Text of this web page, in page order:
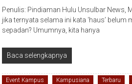
Penulis: Pindiaman Hulu Unsulbar News,
jika ternyata selama ini kata ‘haus’ belum
sepadan? Umumnya, kita hanya
Baca selengkapnya
Event Kampus Kampusiana Terbaru